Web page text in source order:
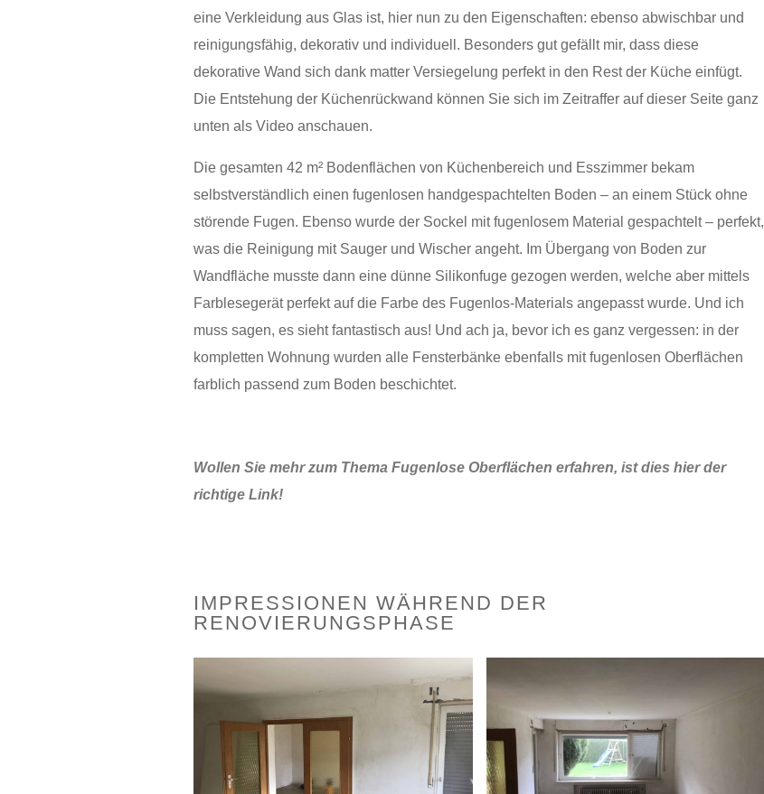
eine Verkleidung aus Glas ist, hier nun zu den Eigenschaften: ebenso abwischbar und
reinigungsfähig, dekorativ und individuell. Besonders gut gefällt mir, dass diese
dekorative Wand sich dank matter Versiegelung perfekt in den Rest der Küche einfügt.
Die Entstehung der Küchenrückwand können Sie sich im Zeitraffer auf dieser Seite ganz
unten als Video anschauen.
Die gesamten 42 m² Bodenflächen von Küchenbereich und Esszimmer bekam
selbstverständlich einen fugenlosen handgespachtelten Boden – an einem Stück ohne
störende Fugen. Ebenso wurde der Sockel mit fugenlosem Material gespachtelt – perfekt,
was die Reinigung mit Sauger und Wischer angeht. Im Übergang von Boden zur
Wandfläche musste dann eine dünne Silikonfuge gezogen werden, welche aber mittels
Farblesegerät perfekt auf die Farbe des Fugenlos-Materials angepasst wurde. Und ich
muss sagen, es sieht fantastisch aus! Und ach ja, bevor ich es ganz vergessen: in der
kompletten Wohnung wurden alle Fensterbänke ebenfalls mit fugenlosen Oberflächen
farblich passend zum Boden beschichtet.
Wollen Sie mehr zum Thema Fugenlose Oberflächen erfahren, ist dies hier der
richtige Link!
IMPRESSIONEN WÄHREND DER
RENOVIERUNGSPHASE